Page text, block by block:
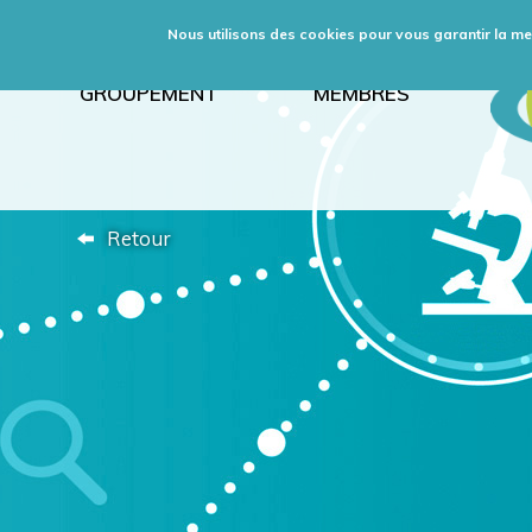
Nous utilisons des cookies pour vous garantir la
GROUPEMENT MEMBRES
Retour